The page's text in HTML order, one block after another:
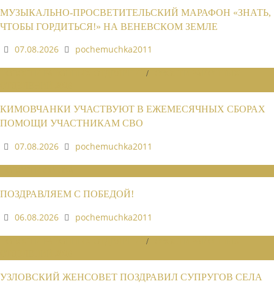
МУЗЫКАЛЬНО-ПРОСВЕТИТЕЛЬСКИЙ МАРАФОН «ЗНАТЬ,
ЧТОБЫ ГОРДИТЬСЯ!» НА ВЕНЕВСКОМ ЗЕМЛЕ
07.08.2026
pochemuchka2011
/
КИМОВЧАНКИ УЧАСТВУЮТ В ЕЖЕМЕСЯЧНЫХ СБОРАХ
ПОМОЩИ УЧАСТНИКАМ СВО
07.08.2026
pochemuchka2011
ПОЗДРАВЛЯЕМ С ПОБЕДОЙ!
06.08.2026
pochemuchka2011
/
УЗЛОВСКИЙ ЖЕНСОВЕТ ПОЗДРАВИЛ СУПРУГОВ СЕЛА